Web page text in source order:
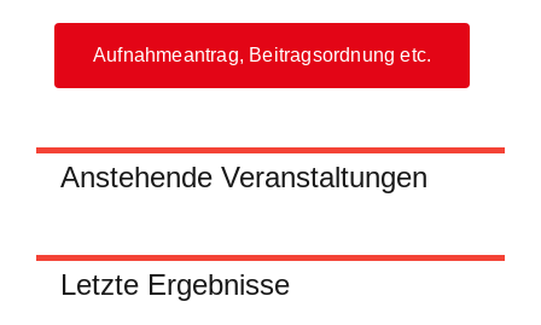
Aufnahmeantrag, Beitragsordnung etc.
Anstehende Veranstaltungen
Letzte Ergebnisse